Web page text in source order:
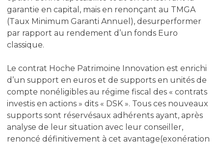
garantie en capital, mais en renonçant au TMGA
(Taux Minimum Garanti Annuel), desurperformer
par rapport au rendement d’un fonds Euro
classique.
Le contrat Hoche Patrimoine Innovation est enrichi
d’un support en euros et de supports en unités de
compte nonéligibles au régime fiscal des « contrats
investis en actions » dits « DSK ». Tous ces nouveaux
supports sont réservésaux adhérents ayant, après
analyse de leur situation avec leur conseiller,
renoncé définitivement à cet avantage(exonération